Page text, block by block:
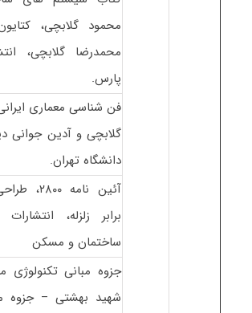
محمود گلابچی،
محمدرضا گلابچی،
پارس.
فن شناسی معماری
گلابچی و آدین جوانی
دانشگاه تهران.
آئین نامه
برابر زلزله،
ساختمان و مسکن
جزوه مبانی تکنولوژی
شهید بهشتی – جزوه